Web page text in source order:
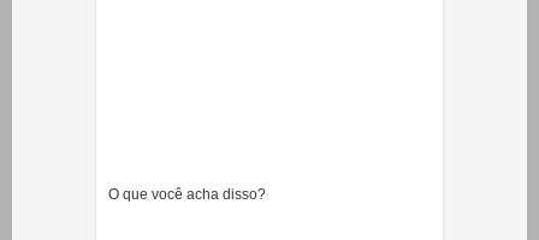
O que você acha disso?